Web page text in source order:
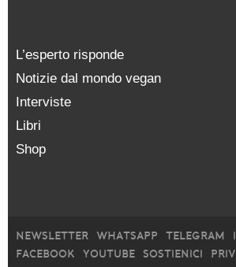
L’esperto risponde
Notizie dal mondo vegan
Interviste
Libri
Shop
NEWSLETTER WHATSAPP TELEGRAM
FACEBOOK
YOUTUBE SOSTIENICI